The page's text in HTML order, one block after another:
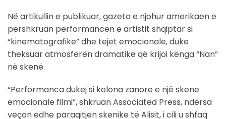
Në artikullin e publikuar, gazeta e njohur amerikaen e
përshkruan performancën e artistit shqiptar si
“kinematografike” dhe tejet emocionale, duke
theksuar atmosferën dramatike që krijoi kënga “Nan”
në skenë.
“Performanca dukej si kolona zanore e një skene
emocionale filmi”, shkruan Associated Press, ndërsa
veçon edhe paraqitjen skenike të Alisit, i cili u shfaq